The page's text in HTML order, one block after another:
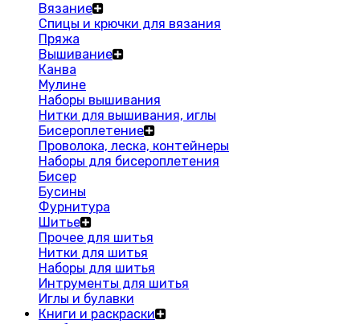
Вязание
Спицы и крючки для вязания
Пряжа
Вышивание
Канва
Мулине
Наборы вышивания
Нитки для вышивания, иглы
Бисероплетение
Проволока, леска, контейнеры
Наборы для бисероплетения
Бисер
Бусины
Фурнитура
Шитье
Прочее для шитья
Нитки для шитья
Наборы для шитья
Интрументы для шитья
Иглы и булавки
Книги и раскраски